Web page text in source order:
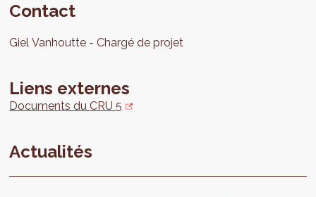
Contact
Giel Vanhoutte Chargé de projet
Liens externes
Documents du CRU 5
Actualités